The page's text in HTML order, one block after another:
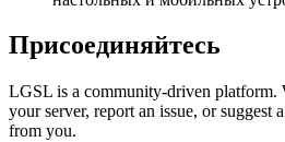
Присоединяйтесь
LGSL is a community-driven platform.
your server, report an issue, or suggest
from you.